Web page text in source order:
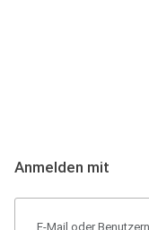
Anmelden mit